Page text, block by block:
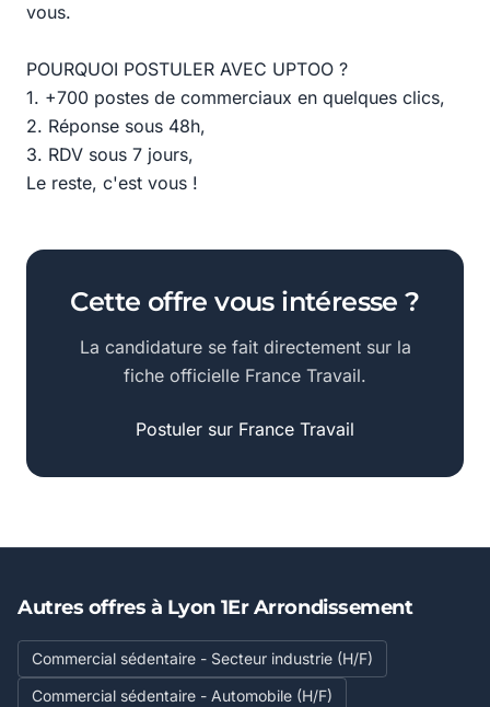
vous.
POURQUOI POSTULER AVEC UPTOO ?
1. +700 postes de commerciaux en quelques clics,
2. Réponse sous 48h,
3. RDV sous 7 jours,
Le reste, c'est vous !
Cette offre vous intéresse ?
La candidature se fait directement sur la
fiche officielle France Travail.
Postuler sur France Travail
Autres offres à Lyon 1Er Arrondissement
Commercial sédentaire - Secteur industrie (H/F)
Commercial sédentaire - Automobile (H/F)